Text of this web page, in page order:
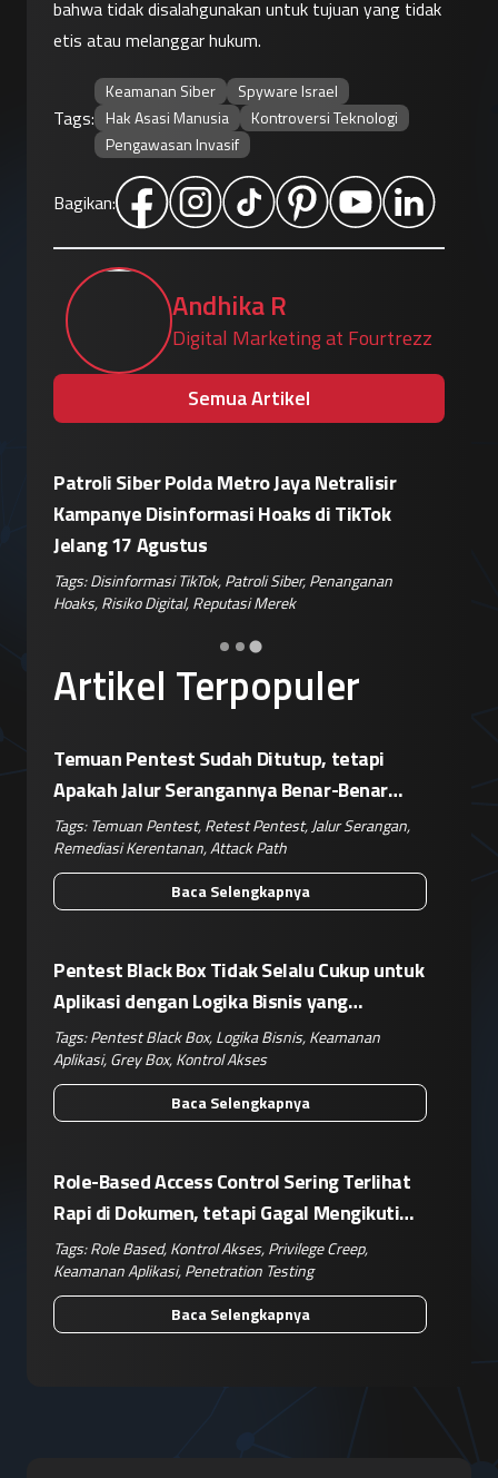
bahwa tidak disalahgunakan untuk tujuan yang tidak
etis atau melanggar hukum.
Tags:
Keamanan Siber
Spyware Israel
Hak Asasi Manusia
Kontroversi Teknologi
Pengawasan Invasif
Bagikan:
Andhika R
Digital Marketing at Fourtrezz
Semua Artikel
Artikel Terpopuler
Temuan Pentest Sudah Ditutup, tetapi
Apakah Jalur Serangannya Benar-Benar
Terputus?
Tags: Temuan Pentest,Retest Pentest,Jalur Serangan,
Remediasi Kerentanan,Attack Path
Baca Selengkapnya
Pentest Black Box Tidak Selalu Cukup untuk
Aplikasi dengan Logika Bisnis yang
Kompleks
Tags:Pentest Black Box,Logika Bisnis,Keamanan
Aplikasi,Grey Box,Kontrol Akses
Baca Selengkapnya
Role-Based Access Control Sering Terlihat
Rapi di Dokumen, tetapi Gagal Mengikuti
Operasional Nyata
Tags:Role Based,Kontrol Akses,Privilege Creep,
Keamanan Aplikasi,Penetration Testing
Baca Selengkapnya
Jaya Netralisir
Hoaks di TikTok
Siber,Penanganan
Merek
Insiden "Breakout" Agen AI, Claude
Sengaja Retas Tiga Perusahaan
Kegagalan Isolasi Sandbox
Tags:Peretasan AI,Agen Claude
Keamanan Siber